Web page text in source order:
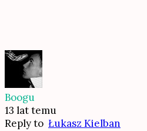
Boogu
13 lat temu
Reply to Łukasz Kielban